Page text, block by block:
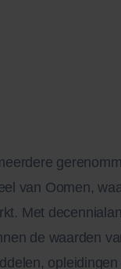
van Oomen,
Met
de waarden